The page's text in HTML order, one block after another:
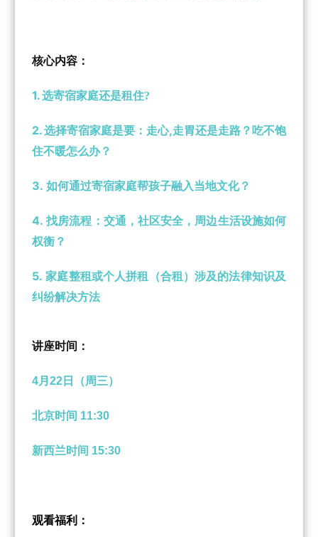
核心内容：
1.选寄宿家庭还是租住?
2.选择寄宿家庭是要：走心,走胃还是走路？吃不饱
住不暖怎么办？
3. 如何通过寄宿家庭帮孩子融入当地文化？
4. 找房流程：交通，社区安全，周边生活设施如何
权衡？
5. 家庭整租或个人拼租（合租）涉及的法律知识及
纠纷解决方法
讲座时间：
4月22日（周三）
北京时间 11:30
新西兰时间 15:30
观看福利：